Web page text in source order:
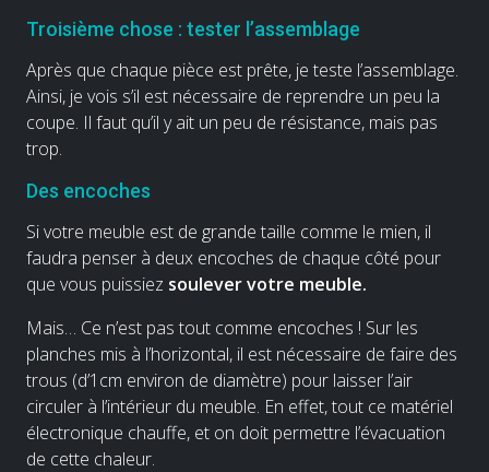
Troisième chose : tester l’assemblage
Après que chaque pièce est prête, je teste l’assemblage.
Ainsi, je vois s’il est nécessaire de reprendre un peu la
coupe. Il faut qu’il y ait un peu de résistance, mais pas
trop.
Des encoches
Si votre meuble est de grande taille comme le mien, il
faudra penser à deux encoches de chaque côté pour
que vous puissiez soulever votre meuble.
Mais… Ce n’est pas tout comme encoches ! Sur les
planches mis à l’horizontal, il est nécessaire de faire des
trous (d’1cm environ de diamètre) pour laisser l’air
circuler à l’intérieur du meuble. En effet, tout ce matériel
électronique chauffe, et on doit permettre l’évacuation
de cette chaleur.